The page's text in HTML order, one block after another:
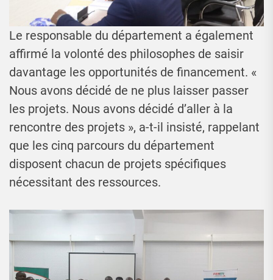
Le responsable du département a également
affirmé la volonté des philosophes de saisir
davantage les opportunités de financement. «
Nous avons décidé de ne plus laisser passer
les projets. Nous avons décidé d’aller à la
rencontre des projets », a-t-il insisté, rappelant
que les cinq parcours du département
disposent chacun de projets spécifiques
nécessitant des ressources.